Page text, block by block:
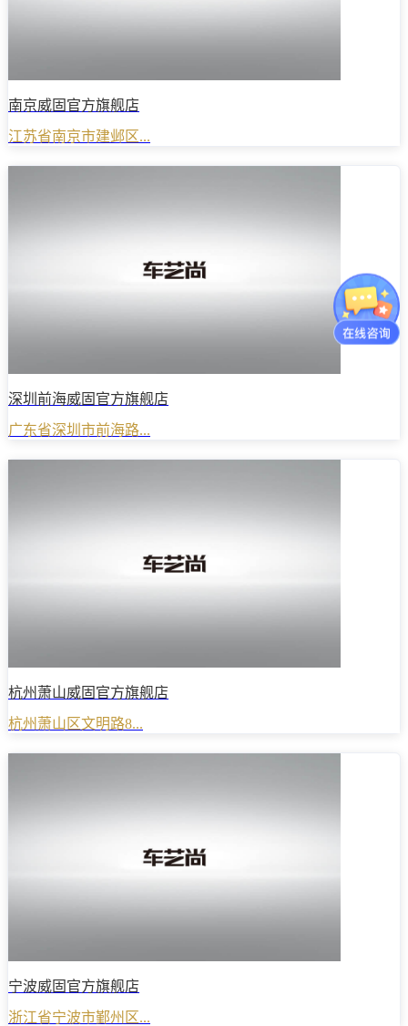
南京威固官方旗舰店
江苏省南京市建邺区...
深圳前海威固官方旗舰店
广东省深圳市前海路...
杭州萧山威固官方旗舰店
杭州萧山区文明路8...
宁波威固官方旗舰店
浙江省宁波市鄞州区...